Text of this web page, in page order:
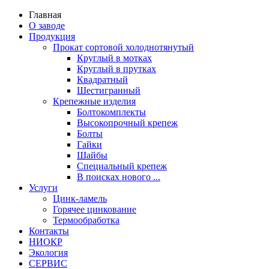
Главная
О заводе
Продукция
Прокат сортовой холоднотянутый
Круглый в мотках
Круглый в прутках
Квадратный
Шестигранный
Крепежные изделия
Болтокомплекты
Высокопрочный крепеж
Болты
Гайки
Шайбы
Специальный крепеж
В поисках нового ...
Услуги
Цинк-ламель
Горячее цинкование
Термообработка
Контакты
НИОКР
Экология
СЕРВИС